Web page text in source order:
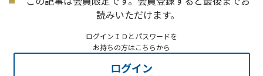
読みいただけます。
ログインＩＤとパスワードを
お持ちの方はこちらから
ログイン